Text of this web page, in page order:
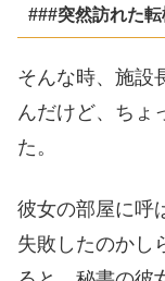
###突然訪れた転
そんな時、施設
んだけど、ちょ
た。
彼女の部屋に呼
失敗したのかし